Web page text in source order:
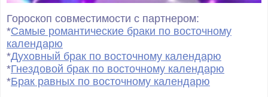
Гороскоп совместимости с партнером:
*Самые романтические браки по восточному
календарю
*Духовный брак по восточному календарю
*Гнездовой брак по восточному календарю
*Брак равных по восточному календарю